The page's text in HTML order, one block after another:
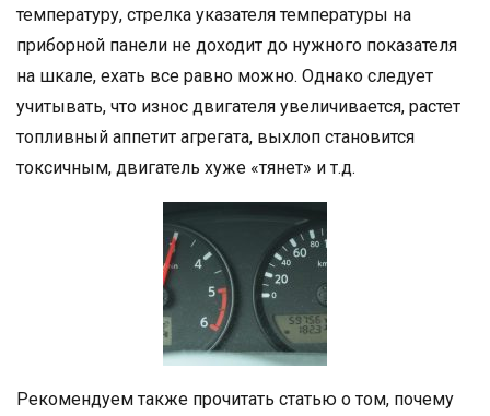
температуру, стрелка указателя температуры на
приборной панели не доходит до нужного показателя
на шкале, ехать все равно можно. Однако следует
учитывать, что износ двигателя увеличивается, растет
топливный аппетит агрегата, выхлоп становится
токсичным, двигатель хуже «тянет» и т.д.
Рекомендуем также прочитать статью о том, почему